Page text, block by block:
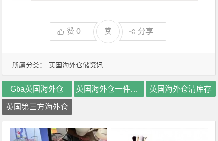
所属分类： 英国海外仓储资讯
赞0 赏 分享
Gba英国海外仓 英国海外仓一件代发 英国海外仓清库存
英国第三方海外仓